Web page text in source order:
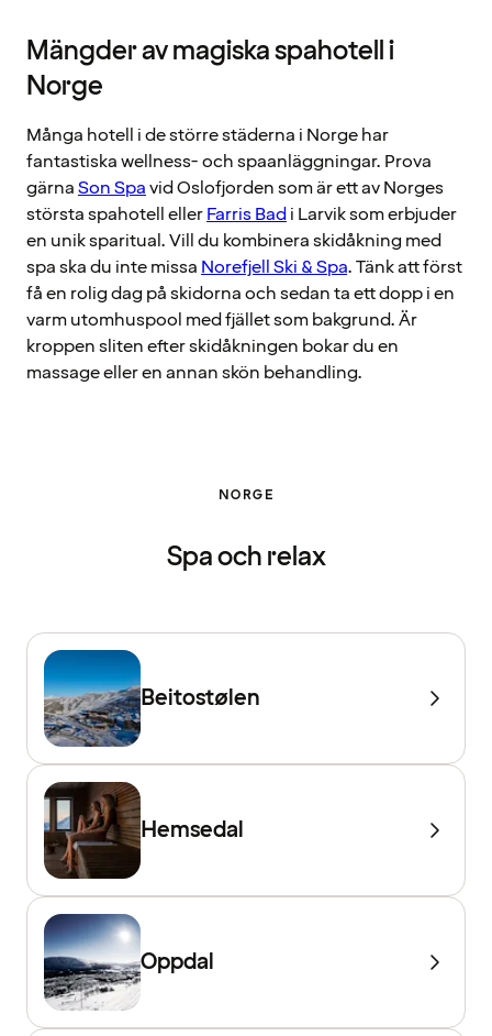
Mängder av magiska spahotell i
Norge
Många hotell i de större städerna i Norge har
fantastiska wellness- och spaanläggningar. Prova
gärnaSon Spavid Oslofjorden som är ett av Norges
största spahotell ellerFarris Badi Larvik som erbjuder
en unik sparitual. Vill du kombinera skidåkning med
spa ska du inte missaNorefjell Ski & Spa. Tänk att först
få en rolig dag på skidorna och sedan ta ett dopp i en
varm utomhuspool med fjället som bakgrund. Är
kroppen sliten efter skidåkningen bokar du en
massage eller en annan skön behandling.
NORGE
Spa och relax
Beitostølen
Hemsedal
Oppdal